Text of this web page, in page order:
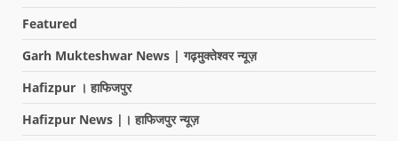
Featured
Garh Mukteshwar News | गढ़मुक्तेश्वर न्यूज़
Hafizpur । हाफिजपुर
Hafizpur News |। हाफिजपुर न्यूज़